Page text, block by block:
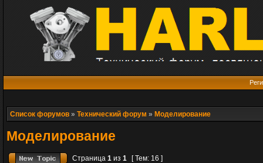
Список форумов » Технический форум » Моделирование
Моделирование
Страница 1 из 1
[ Тем: 16 ]